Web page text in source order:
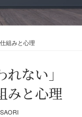
組みと心理
ない」
みと心理
SAORI